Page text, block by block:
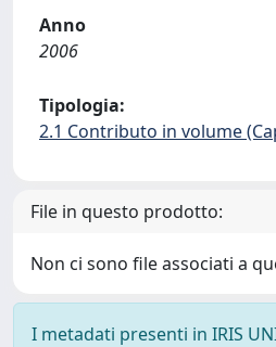
Anno
2006
Tipologia:
2.1 Contributo in volume
File in questo prodotto:
Non ci sono file associati a
I metadati presenti in IRIS